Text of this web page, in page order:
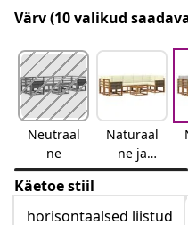
Värv(10 valikud
Neutraal
ne
Naturaal
ne ja
kreemjas
Käetoe stiil
horisontaalsed liistud